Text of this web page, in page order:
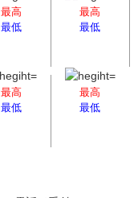
最高
最低
最高
最低
最高
最低
最高
最低